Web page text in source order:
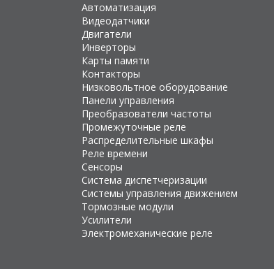
Автоматизация
Видеодатчики
Двигатели
Инверторы
Карты памяти
Контакторы
Низковольтное оборудование
Панели управления
Преобразователи частоты
Промежуточные реле
Распределительные шкафы
Реле времени
Сенсоры
Система диспетчеризации
Системы управления движением
Тормозные модули
Усилители
Электромеханические реле